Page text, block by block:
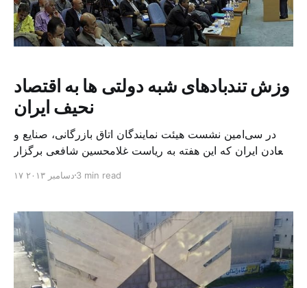
وزش تندبادهای شبه دولتی ها به اقتصاد
نحیف ایران
در سی‌امین نشست هیئت نمایندگان اتاق بازرگانی، صنایع و
معادن ایران که این هفته به ریاست غلامحسین شافعی برگزار
گذشته به شبه‌دولتی‌ها فروخته شده که با ماهیت دقیق اصل
پس از استعفای نهاوندیان با کسب [&
۱۷ دسامبر ۲۰۱۳ 3 min read